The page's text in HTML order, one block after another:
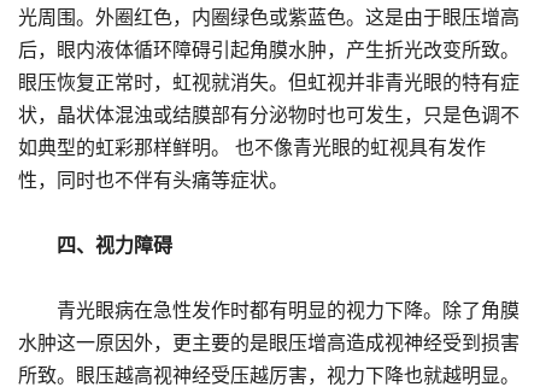
光周围。外圈红色，内圈绿色或紫蓝色。这是由于眼压增高
后，眼内液体循环障碍引起角膜水肿，产生折光改变所致。
眼压恢复正常时，虹视就消失。但虹视并非青光眼的特有症
状，晶状体混浊或结膜部有分泌物时也可发生，只是色调不
如典型的虹彩那样鲜明。 也不像青光眼的虹视具有发作
性，同时也不伴有头痛等症状。
四、视力障碍
青光眼病在急性发作时都有明显的视力下降。除了角膜
水肿这一原因外，更主要的是眼压增高造成视神经受到损害
所致。眼压越高视神经受压越厉害，视力下降也就越明显。